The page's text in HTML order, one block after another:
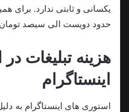
یکسانی و ثابتی ندارد. برای
حدود دویست الی سیصد
هزینه تبلیغات
اینستاگرام
استوری های اینستاگرام به